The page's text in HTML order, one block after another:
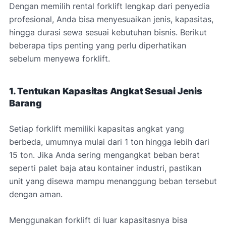
Dengan memilih rental forklift lengkap dari penyedia
profesional, Anda bisa menyesuaikan jenis, kapasitas,
hingga durasi sewa sesuai kebutuhan bisnis. Berikut
beberapa tips penting yang perlu diperhatikan
sebelum menyewa forklift.
1. Tentukan Kapasitas Angkat Sesuai Jenis
Barang
Setiap forklift memiliki kapasitas angkat yang
berbeda, umumnya mulai dari 1 ton hingga lebih dari
15 ton. Jika Anda sering mengangkat beban berat
seperti palet baja atau kontainer industri, pastikan
unit yang disewa mampu menanggung beban tersebut
dengan aman.
Menggunakan forklift di luar kapasitasnya bisa